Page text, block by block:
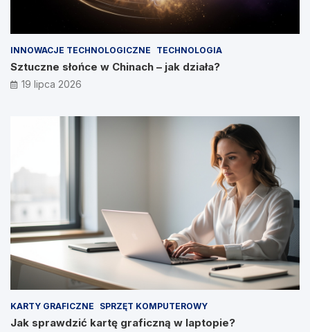
INNOWACJE TECHNOLOGICZNE TECHNOLOGIA
Sztuczne słońce w Chinach – jak działa?
19 lipca 2026
KARTY GRAFICZNE SPRZĘT KOMPUTEROWY
Jak sprawdzić kartę graficzną w laptopie?